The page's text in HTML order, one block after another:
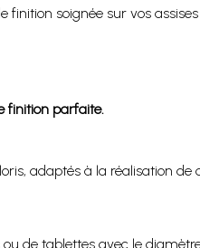
soignée sur vos
finition parfaite.
adaptés à la réalisation de
de tablettes avec le